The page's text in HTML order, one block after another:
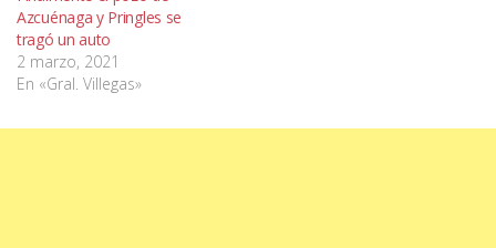
Azcuénaga y Pringles se
tragó un auto
2 marzo, 2021
En «Gral. Villegas»